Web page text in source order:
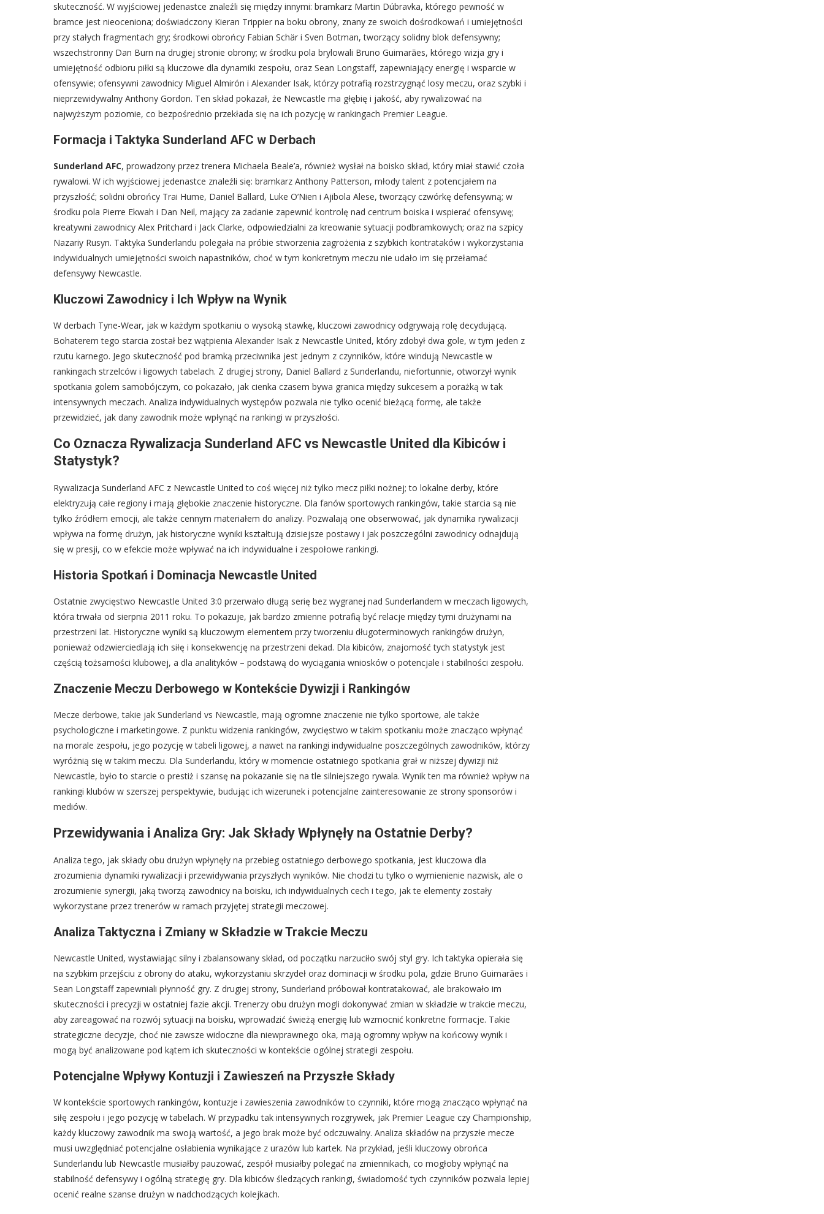
skuteczność. W wyjściowej jedenastce znaleźli się między innymi: bramkarz Martin Dúbravka, którego pewność w
bramce jest nieoceniona; doświadczony Kieran Trippier na boku obrony, znany ze swoich dośrodkowań i umiejętności
przy stałych fragmentach gry; środkowi obrońcy Fabian Schär i Sven Botman, tworzący solidny blok defensywny;
wszechstronny Dan Burn na drugiej stronie obrony; w środku pola brylowali Bruno Guimarães, którego wizja gry i
umiejętność odbioru piłki są kluczowe dla dynamiki zespołu, oraz Sean Longstaff, zapewniający energię i wsparcie w
ofensywie; ofensywni zawodnicy Miguel Almirón i Alexander Isak, którzy potrafią rozstrzygnąć losy meczu, oraz szybki i
nieprzewidywalny Anthony Gordon. Ten skład pokazał, że Newcastle ma głębię i jakość, aby rywalizować na
najwyższym poziomie, co bezpośrednio przekłada się na ich pozycję w rankingach Premier League.
Formacja i Taktyka Sunderland AFC w Derbach
Sunderland AFC, prowadzony przez trenera Michaela Beale’a, również wysłał na boisko skład, który miał stawić czoła
rywalowi. W ich wyjściowej jedenastce znaleźli się: bramkarz Anthony Patterson, młody talent z potencjałem na
przyszłość; solidni obrońcy Trai Hume, Daniel Ballard, Luke O’Nien i Ajibola Alese, tworzący czwórkę defensywną; w
środku pola Pierre Ekwah i Dan Neil, mający za zadanie zapewnić kontrolę nad centrum boiska i wspierać ofensywę;
kreatywni zawodnicy Alex Pritchard i Jack Clarke, odpowiedzialni za kreowanie sytuacji podbramkowych; oraz na szpicy
Nazariy Rusyn. Taktyka Sunderlandu polegała na próbie stworzenia zagrożenia z szybkich kontrataków i wykorzystania
indywidualnych umiejętności swoich napastników, choć w tym konkretnym meczu nie udało im się przełamać
defensywy Newcastle.
Kluczowi Zawodnicy i Ich Wpływ na Wynik
W derbach Tyne-Wear, jak w każdym spotkaniu o wysoką stawkę, kluczowi zawodnicy odgrywają rolę decydującą.
Bohaterem tego starcia został bez wątpienia Alexander Isak z Newcastle United, który zdobył dwa gole, w tym jeden z
rzutu karnego. Jego skuteczność pod bramką przeciwnika jest jednym z czynników, które windują Newcastle w
rankingach strzelców i ligowych tabelach. Z drugiej strony, Daniel Ballard z Sunderlandu, niefortunnie, otworzył wynik
spotkania golem samobójczym, co pokazało, jak cienka czasem bywa granica między sukcesem a porażką w tak
intensywnych meczach. Analiza indywidualnych występów pozwala nie tylko ocenić bieżącą formę, ale także
przewidzieć, jak dany zawodnik może wpłynąć na rankingi w przyszłości.
Co Oznacza Rywalizacja Sunderland AFC vs Newcastle United dla Kibiców i
Statystyk?
Rywalizacja Sunderland AFC z Newcastle United to coś więcej niż tylko mecz piłki nożnej; to lokalne derby, które
elektryzują całe regiony i mają głębokie znaczenie historyczne. Dla fanów sportowych rankingów, takie starcia są nie
tylko źródłem emocji, ale także cennym materiałem do analizy. Pozwalają one obserwować, jak dynamika rywalizacji
wpływa na formę drużyn, jak historyczne wyniki kształtują dzisiejsze postawy i jak poszczególni zawodnicy odnajdują
się w presji, co w efekcie może wpływać na ich indywidualne i zespołowe rankingi.
Historia Spotkań i Dominacja Newcastle United
Ostatnie zwycięstwo Newcastle United 3:0 przerwało długą serię bez wygranej nad Sunderlandem w meczach ligowych,
która trwała od sierpnia 2011 roku. To pokazuje, jak bardzo zmienne potrafią być relacje między tymi drużynami na
przestrzeni lat. Historyczne wyniki są kluczowym elementem przy tworzeniu długoterminowych rankingów drużyn,
ponieważ odzwierciedlają ich siłę i konsekwencję na przestrzeni dekad. Dla kibiców, znajomość tych statystyk jest
częścią tożsamości klubowej, a dla analityków – podstawą do wyciągania wniosków o potencjale i stabilności zespołu.
Znaczenie Meczu Derbowego w Kontekście Dywizji i Rankingów
Mecze derbowe, takie jak Sunderland vs Newcastle, mają ogromne znaczenie nie tylko sportowe, ale także
psychologiczne i marketingowe. Z punktu widzenia rankingów, zwycięstwo w takim spotkaniu może znacząco wpłynąć
na morale zespołu, jego pozycję w tabeli ligowej, a nawet na rankingi indywidualne poszczególnych zawodników, którzy
wyróżnią się w takim meczu. Dla Sunderlandu, który w momencie ostatniego spotkania grał w niższej dywizji niż
Newcastle, było to starcie o prestiż i szansę na pokazanie się na tle silniejszego rywala. Wynik ten ma również wpływ na
rankingi klubów w szerszej perspektywie, budując ich wizerunek i potencjalne zainteresowanie ze strony sponsorów i
mediów.
Przewidywania i Analiza Gry: Jak Składy Wpłynęły na Ostatnie Derby?
Analiza tego, jak składy obu drużyn wpłynęły na przebieg ostatniego derbowego spotkania, jest kluczowa dla
zrozumienia dynamiki rywalizacji i przewidywania przyszłych wyników. Nie chodzi tu tylko o wymienienie nazwisk, ale o
zrozumienie synergii, jaką tworzą zawodnicy na boisku, ich indywidualnych cech i tego, jak te elementy zostały
wykorzystane przez trenerów w ramach przyjętej strategii meczowej.
Analiza Taktyczna i Zmiany w Składzie w Trakcie Meczu
Newcastle United, wystawiając silny i zbalansowany skład, od początku narzuciło swój styl gry. Ich taktyka opierała się
na szybkim przejściu z obrony do ataku, wykorzystaniu skrzydeł oraz dominacji w środku pola, gdzie Bruno Guimarães i
Sean Longstaff zapewniali płynność gry. Z drugiej strony, Sunderland próbował kontratakować, ale brakowało im
skuteczności i precyzji w ostatniej fazie akcji. Trenerzy obu drużyn mogli dokonywać zmian w składzie w trakcie meczu,
aby zareagować na rozwój sytuacji na boisku, wprowadzić świeżą energię lub wzmocnić konkretne formacje. Takie
strategiczne decyzje, choć nie zawsze widoczne dla niewprawnego oka, mają ogromny wpływ na końcowy wynik i
mogą być analizowane pod kątem ich skuteczności w kontekście ogólnej strategii zespołu.
Potencjalne Wpływy Kontuzji i Zawieszeń na Przyszłe Składy
W kontekście sportowych rankingów, kontuzje i zawieszenia zawodników to czynniki, które mogą znacząco wpłynąć na
siłę zespołu i jego pozycję w tabelach. W przypadku tak intensywnych rozgrywek, jak Premier League czy Championship,
każdy kluczowy zawodnik ma swoją wartość, a jego brak może być odczuwalny. Analiza składów na przyszłe mecze
musi uwzględniać potencjalne osłabienia wynikające z urazów lub kartek. Na przykład, jeśli kluczowy obrońca
Sunderlandu lub Newcastle musiałby pauzować, zespół musiałby polegać na zmiennikach, co mogłoby wpłynąć na
stabilność defensywy i ogólną strategię gry. Dla kibiców śledzących rankingi, świadomość tych czynników pozwala lepiej
ocenić realne szanse drużyn w nadchodzących kolejkach.